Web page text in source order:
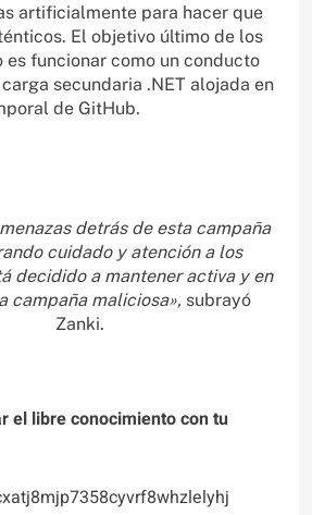
artificialmente para hacer que
El objetivo último de los
es funcionar como un conducto
secundaria .NET alojada en
de GitHub.
detrás de esta campaña
cuidado y atención a los
decidido a mantener activa y en
campaña maliciosa», subrayó
Zanki.
el libre conocimiento con tu